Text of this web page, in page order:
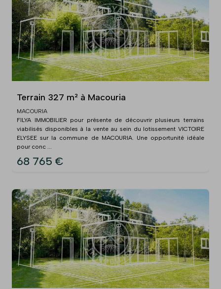
Terrain 327 m² à Macouria
MACOURIA
FILYA IMMOBILIER pour présente de découvrir plusieurs terrains
viabilisés disponibles à la vente au sein du lotissement VICTOIRE
ELYSEE sur la commune de MACOURIA. Une opportunité idéale
pour conc ...
68 765 €